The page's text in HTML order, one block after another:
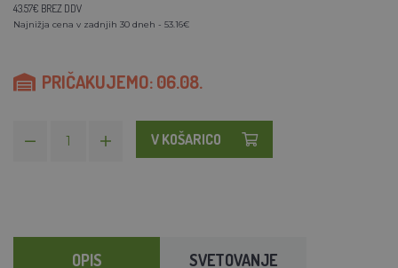
43.57€ BREZ DDV
Najnižja cena v zadnjih 30 dneh - 53.16€
PRIČAKUJEMO: 06.08.
V KOŠARICO
OPIS SVETOVANJE